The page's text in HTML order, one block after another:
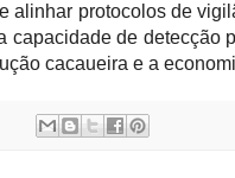
alinhar protocolos de
capacidade de detecção
cacaueira e a